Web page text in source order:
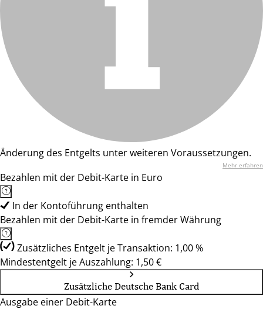
Änderung des Entgelts unter weiteren Voraussetzungen.
Mehr erfahren
Bezahlen mit der Debit-Karte in Euro
In der Kontoführung enthalten
Bezahlen mit der Debit-Karte in fremder Währung
Zusätzliches Entgelt je Transaktion: 1,00 %
Mindestentgelt je Auszahlung: 1,50 €
Zusätzliche Deutsche Bank Card
Ausgabe einer Debit-Karte